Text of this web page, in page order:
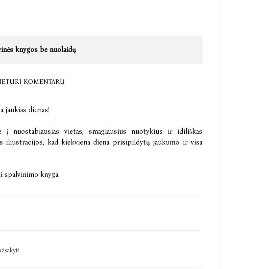
knygos be nuolaidų
KOMENTARŲ
jaukias dienas!
į nuostabiausias vietas, smagiausius nuotykius ir idiliškas
iliustracijos, kad kiekviena diena prisipildytų jaukumo ir visa
spalvinimo knyga.